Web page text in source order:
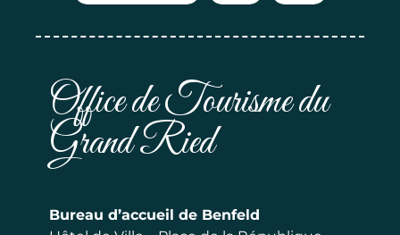
Office de Tourisme du
Grand Ried
Bureau d’accueil de Benfeld